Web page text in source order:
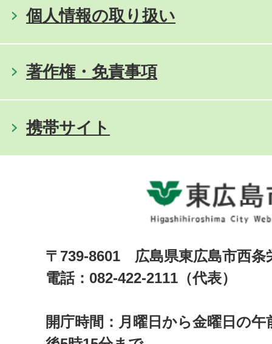
個人情報の取り扱い
著作権・免責事項
携帯サイト
〒739-8601 広島県東広島市西
電話：082-422-2111（代表）
開庁時間：月曜日から金曜日の午